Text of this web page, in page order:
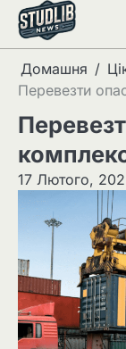
Перейти
вмісту
Домашня
Перевезти
17 Лютого,